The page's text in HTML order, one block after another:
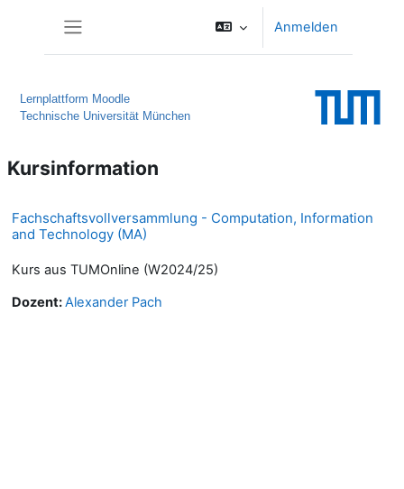
Anmelden
Lernplattform Moodle
Technische Universität München
Kursinformation
Fachschaftsvollversammlung - Computation, Information
and Technology (MA)
Kurs aus TUMOnline (W2024/25)
Dozent:Alexander Pach